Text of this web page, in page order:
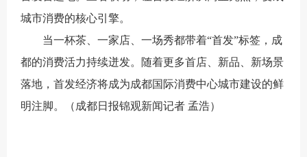
城市消费的核心引擎。
当一杯茶、一家店、一场秀都带着“首发”标签，成
都的消费活力持续迸发。随着更多首店、新品、新场景
落地，首发经济将成为成都国际消费中心城市建设的鲜
明注脚。（ 成都日报锦观新闻记者 孟浩）